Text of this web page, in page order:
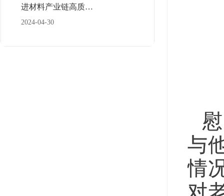
进材料产业链高质…
2024-04-30
与
情